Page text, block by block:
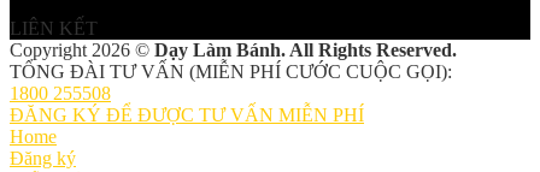
LIÊN KẾT
Copyright 2026 © Dạy Làm Bánh. All Rights Reserved.
TỔNG ĐÀI TƯ VẤN (MIỄN PHÍ CƯỚC CUỘC GỌI):
1800 255508
ĐĂNG KÝ ĐỂ ĐƯỢC TƯ VẤN MIỄN PHÍ
Home
Đăng ký